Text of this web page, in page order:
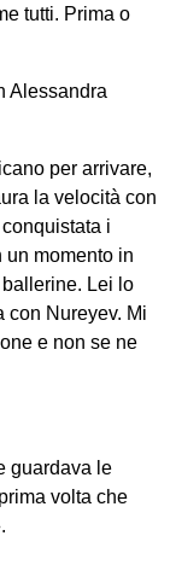
tutti. Prima o
Alessandra
per arrivare,
la velocità con
i
momento in
Lei lo
con Nureyev. Mi
e non se ne
guardava le
volta che